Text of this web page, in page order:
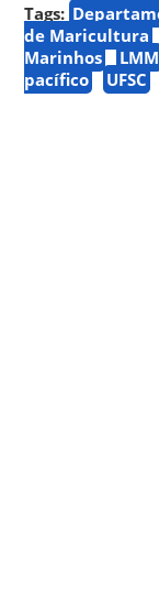
Tags:
de Maricultura
Marinhos
LMM
pacífico
UFSC